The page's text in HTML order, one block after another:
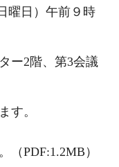
曜日）午前９時
ー2階、第3会議
す。
（PDF:1.2MB）